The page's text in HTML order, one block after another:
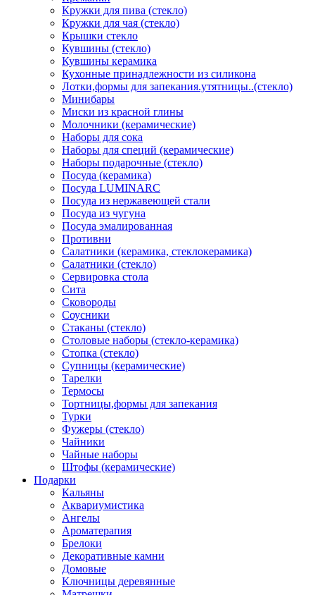
Кружки для пива (стекло)
Кружки для чая (стекло)
Крышки стекло
Кувшины (стекло)
Кувшины керамика
Кухонные принадлежности из силикона
Лотки,формы для запекания.утятницы..(стекло)
Минибары
Миски из красной глины
Молочники (керамические)
Наборы для сока
Наборы для специй (керамические)
Наборы подарочные (стекло)
Посуда (керамика)
Посуда LUMINARC
Посуда из нержавеющей стали
Посуда из чугуна
Посуда эмалированная
Противни
Салатники (керамика, стеклокерамика)
Салатники (стекло)
Сервировка стола
Сита
Сковороды
Соусники
Стаканы (стекло)
Столовые наборы (стекло-керамика)
Стопка (стекло)
Супницы (керамические)
Тарелки
Термосы
Тортницы,формы для запекания
Турки
Фужеры (стекло)
Чайники
Чайные наборы
Штофы (керамические)
Подарки
Кальяны
Аквариумистика
Ангелы
Ароматерапия
Брелоки
Декоративные камни
Домовые
Ключницы деревянные